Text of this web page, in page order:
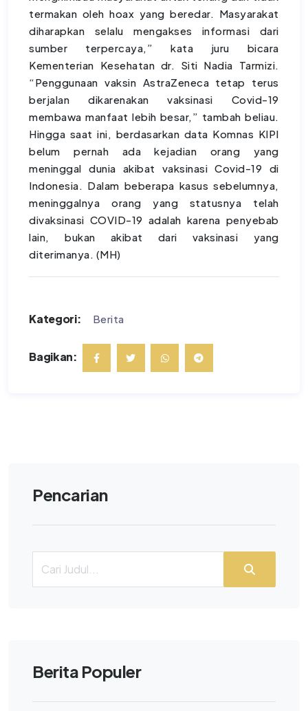
termakan oleh hoax yang beredar. Masyarakat
diharapkan selalu mengakses informasi dari
sumber terpercaya,” kata juru bicara
Kementerian Kesehatan dr. Siti Nadia Tarmizi.
“Penggunaan vaksin AstraZeneca tetap terus
berjalan dikarenakan vaksinasi Covid-19
membawa manfaat lebih besar,” tambah beliau.
Hingga saat ini, berdasarkan data Komnas KIPI
belum pernah ada kejadian orang yang
meninggal dunia akibat vaksinasi Covid-19 di
Indonesia. Dalam beberapa kasus sebelumnya,
meninggalnya orang yang statusnya telah
divaksinasi COVID-19 adalah karena penyebab
lain, bukan akibat dari vaksinasi yang
diterimanya. (MH)
Kategori: Berita
Bagikan:
Pencarian
Berita Populer